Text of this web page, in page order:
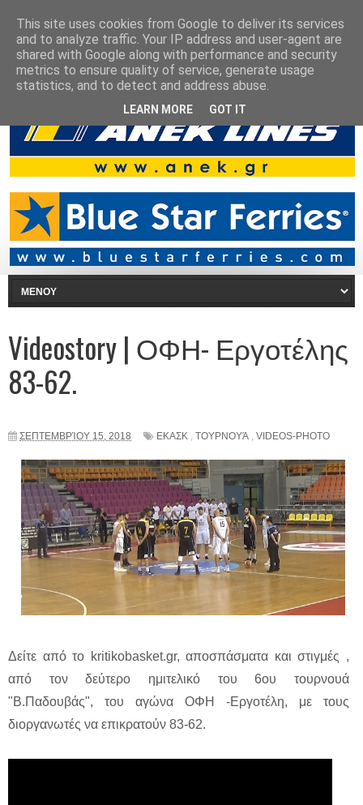
Videostory | ΟΦΗ- Εργοτέλης
83-62.
ΣΕΠΤΕΜΒΡΊΟΥ 15, 2018 ΕΚΑΣΚ , ΤΟΥΡΝΟΥΆ , VIDEOS-PHOTO
Δείτε από το kritikobasket.gr, αποσπάσματα και στιγμές ,
από τον δεύτερο ημιτελικό του 6ου τουρνουά
"Β.Παδουβάς", του αγώνα ΟΦΗ -Εργοτέλη, με τους
διοργανωτές να επικρατούν 83-62.
This site uses cookies from Google to deliver its services
and to analyze traffic. Your IP address and user-agent are
shared with Google along with performance and security
metrics to ensure quality of service, generate usage
statistics, and to detect and address abuse.
LEARN MORE GOT IT